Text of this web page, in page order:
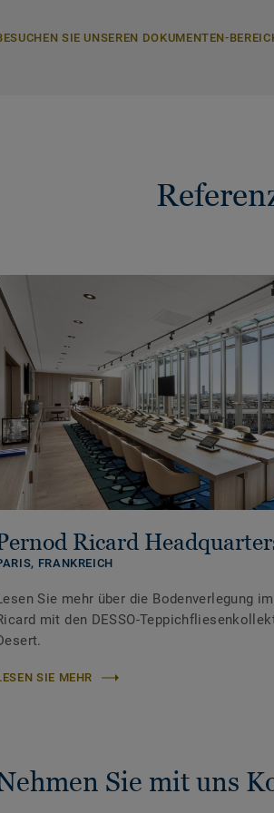
SIE UNSEREN DOKUMENTEN-
Ricard
FRANKREICH
Sie mehr über die Bodenverlegung
mit den DESSO-
SIE MEHR
Sie mit uns